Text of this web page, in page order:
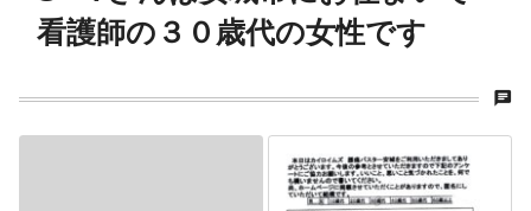
看護師の３０歳代の女性です
chat